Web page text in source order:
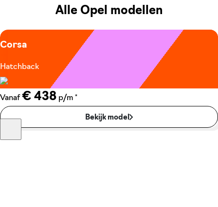
Alle Opel modellen
Corsa
Hatchback
Vanaf € 438 p/m *
Bekijk model